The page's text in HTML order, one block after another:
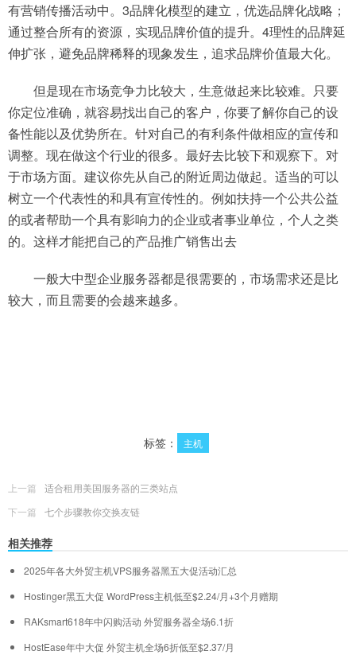
有营销传播活动中。3品牌化模型的建立，优选品牌化战略；
通过整合所有的资源，实现品牌价值的提升。4理性的品牌延
伸扩张，避免品牌稀释的现象发生，追求品牌价值最大化。
但是现在市场竞争力比较大，生意做起来比较难。只要
你定位准确，就容易找出自己的客户，你要了解你自己的设
备性能以及优势所在。针对自己的有利条件做相应的宣传和
调整。现在做这个行业的很多。最好去比较下和观察下。对
于市场方面。建议你先从自己的附近周边做起。适当的可以
树立一个代表性的和具有宣传性的。例如扶持一个公共公益
的或者帮助一个具有影响力的企业或者事业单位，个人之类
的。这样才能把自己的产品推广销售出去
一般大中型企业服务器都是很需要的，市场需求还是比
较大，而且需要的会越来越多。
标签： 主机
上一篇
适合租用美国服务器的三类站点
下一篇
七个步骤教你交换友链
相关推荐
2025年各大外贸主机VPS服务器黑五大促活动汇总
Hostinger黑五大促 WordPress主机低至$2.24/月+3个月赠期
RAKsmart618年中闪购活动 外贸服务器全场6.1折
HostEase年中大促 外贸主机全场6折低至$2.37/月